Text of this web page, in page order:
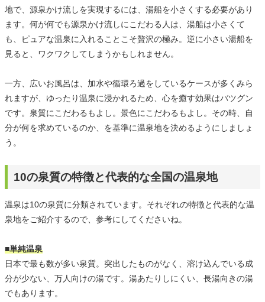
地で、源泉かけ流しを実現するには、湯船を小さくする必要があり
ます。何が何でも源泉かけ流しにこだわる人は、湯船は小さくて
も、ピュアな温泉に入れることこそ贅沢の極み。逆に小さい湯船を
見ると、ワクワクしてしまうかもしれません。
一方、広いお風呂は、加水や循環ろ過をしているケースが多くみら
れますが、ゆったり温泉に浸かれるため、心を癒す効果はバツグン
です。泉質にこだわるもよし。景色にこだわるもよし。その時、自
分が何を求めているのか、を基準に温泉地を決めるようにしましょ
う。
10の泉質の特徴と代表的な全国の温泉地
温泉は10の泉質に分類されています。それぞれの特徴と代表的な温
泉地をご紹介するので、参考にしてくださいね。
■単純温泉
日本で最も数が多い泉質。突出したものがなく、溶け込んでいる成
分が少ない、万人向けの湯です。湯あたりしにくい、長湯向きの湯
でもあります。